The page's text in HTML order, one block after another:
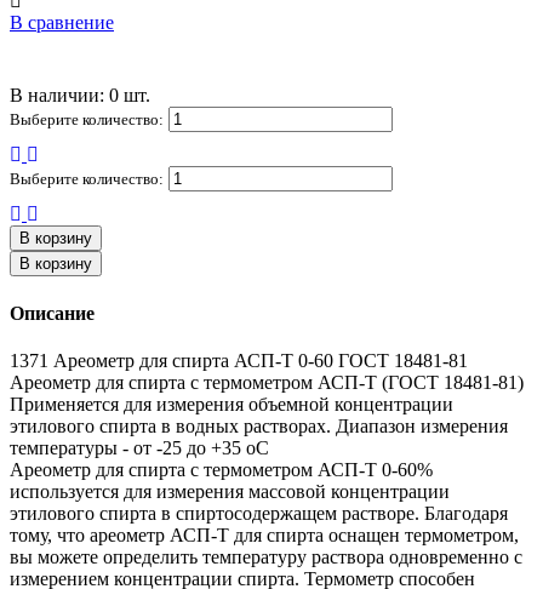
В сравнение
В наличии: 0 шт.
Выберите количество:
Выберите количество:
В корзину
В корзину
Описание
1371 Ареометр для спирта АСП-Т 0-60 ГОСТ 18481-81
Ареометр для спирта с термометром АСП-Т (ГОСТ 18481-81)
Применяется для измерения объемной концентрации
этилового спирта в водных растворах. Диапазон измерения
температуры - от -25 до +35 оС
Ареометр для спирта с термометром АСП-Т 0-60%
используется для измерения массовой концентрации
этилового спирта в спиртосодержащем растворе. Благодаря
тому, что ареометр АСП-Т для спирта оснащен термометром,
вы можете определить температуру раствора одновременно с
измерением концентрации спирта. Термометр способен